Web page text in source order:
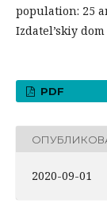
population: 25
Izdatel’skiy dom
PDF
2020-09-01